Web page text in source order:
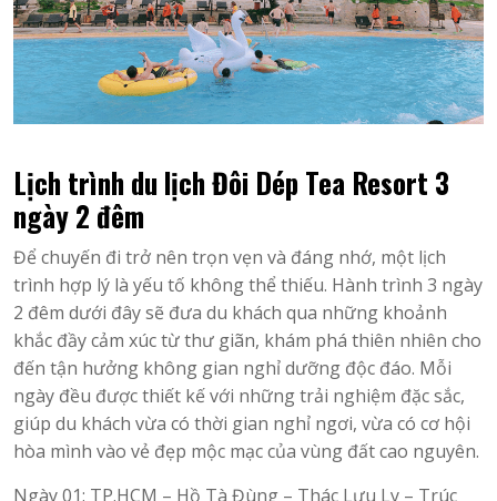
Lịch trình du lịch Đôi Dép Tea Resort 3
ngày 2 đêm
Để chuyến đi trở nên trọn vẹn và đáng nhớ, một lịch
trình hợp lý là yếu tố không thể thiếu. Hành trình 3 ngày
2 đêm dưới đây sẽ đưa du khách qua những khoảnh
khắc đầy cảm xúc từ thư giãn, khám phá thiên nhiên cho
đến tận hưởng không gian nghỉ dưỡng độc đáo. Mỗi
ngày đều được thiết kế với những trải nghiệm đặc sắc,
giúp du khách vừa có thời gian nghỉ ngơi, vừa có cơ hội
hòa mình vào vẻ đẹp mộc mạc của vùng đất cao nguyên.
Ngày 01: TP.HCM – Hồ Tà Đùng – Thác Lưu Ly – Trúc